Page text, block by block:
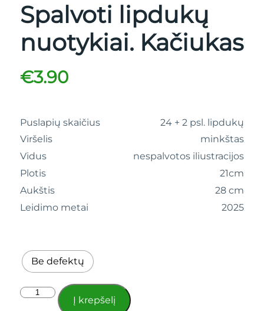
Spalvoti lipdukų
nuotykiai. Kačiukas
€3.90
Puslapių skaičius
24 + 2 psl. lipdukų
Viršelis
minkštas
Vidus
nespalvotos iliustracijos
Plotis
21cm
Aukštis
28 cm
Leidimo metai
2025
Be defektų
Į krepšelį